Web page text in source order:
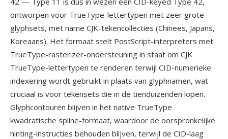
ontworpen voor TrueType-lettertypen met zeer grote
glyphsets, met name CJK-tekencollecties (Chinees, Japans,
Koreaans). Het formaat stelt PostScript-interpreters met
TrueType-rasterizer-ondersteuning in staat om CJK
TrueType-lettertypen te renderen terwijl CID-numerieke
indexering wordt gebruikt in plaats van glyphnamen, wat
cruciaal is voor tekensets die in de tienduizenden lopen.
Glyphcontouren blijven in het native TrueType
kwadratische spline-formaat, waardoor de oorspronkelijke
hinting-instructies behouden blijven, terwijl de CID-laag